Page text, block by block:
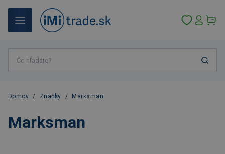
Domov / Značky / Marksman
Marksman